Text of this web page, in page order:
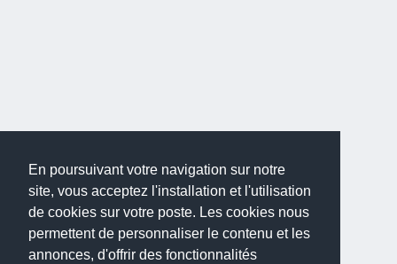
En poursuivant votre navigation sur notre
site, vous acceptez l'installation et l'utilisation
de cookies sur votre poste. Les cookies nous
permettent de personnaliser le contenu et les
annonces, d'offrir des fonctionnalités